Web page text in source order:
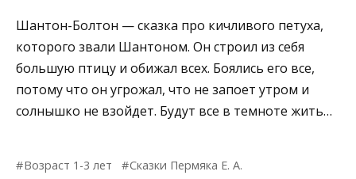
Шантон-Болтон — сказка про кичливого петуха,
которого звали Шантоном. Он строил из себя
большую птицу и обижал всех. Боялись его все,
потому что он угрожал, что не запоет утром и
солнышко не взойдет. Будут все в темноте жить…
Возраст 1-3 лет Сказки Пермяка Е. А.